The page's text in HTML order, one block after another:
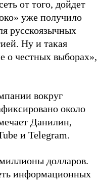
от того, дойдет
уже получило
русскоязычных
Ну и такая
о честных выборах»,
вокруг
около
Данилин,
и Telegram.
долларов.
информационных